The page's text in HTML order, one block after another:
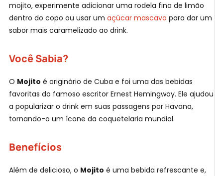
mojito, experimente adicionar uma rodela fina de limão
dentro do copo ou usar um açúcar mascavo para dar um
sabor mais caramelizado ao drink.
Você Sabia?
O Mojito é originário de Cuba e foi uma das bebidas
favoritas do famoso escritor Ernest Hemingway. Ele ajudou
a popularizar o drink em suas passagens por Havana,
tornando-o um ícone da coquetelaria mundial.
Benefícios
Além de delicioso, o Mojito é uma bebida refrescante e,